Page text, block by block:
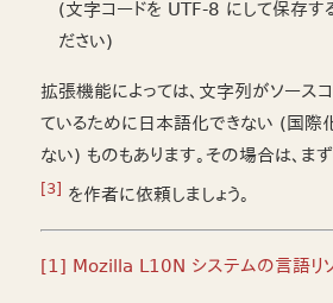
(文字コードを UTF-8 にして保存す
ださい)
拡張機能によっては、文字列がソース
ているために日本語化できない (国際
ない) ものもあります。その場合は、
[3] を作者に依頼しましょう。
[1] Mozilla L10N システムの言語リソ